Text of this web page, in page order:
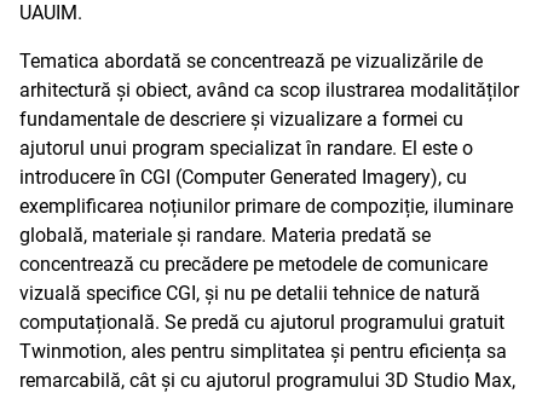
UAUIM.
Tematica abordată se concentrează pe vizualizările de
arhitectură și obiect, având ca scop ilustrarea modalităților
fundamentale de descriere și vizualizare a formei cu
ajutorul unui program specializat în randare. El este o
introducere în CGI (Computer Generated Imagery), cu
exemplificarea noțiunilor primare de compoziție, iluminare
globală, materiale și randare. Materia predată se
concentrează cu precădere pe metodele de comunicare
vizuală specifice CGI, și nu pe detalii tehnice de natură
computațională. Se predă cu ajutorul programului gratuit
Twinmotion, ales pentru simplitatea și pentru eficiența sa
remarcabilă, cât și cu ajutorul programului 3D Studio Max,